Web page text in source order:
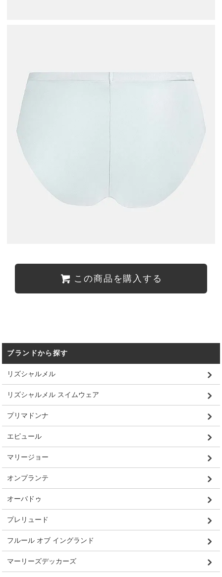
この商品を購入する
ブランドから探す
リズシャルメル
リズシャルメル スイムウェア
プリマドンナ
エピュール
マリージョー
オンプランテ
オーバドゥ
プレリュード
フルール オブ イングランド
マーリーズデッカーズ